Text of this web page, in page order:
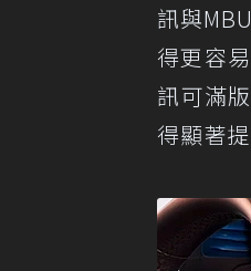
訊與
得更容
訊可滿
得顯著提